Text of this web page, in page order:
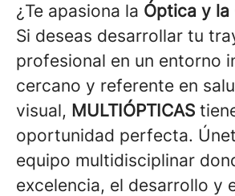
¿Te apasiona la Óptica y
Si deseas desarrollar tu
profesional en un entorno
cercano y referente en
visual, MULTIÓPTICAS
oportunidad perfecta.
equipo multidisciplinar
excelencia, el desarrollo y